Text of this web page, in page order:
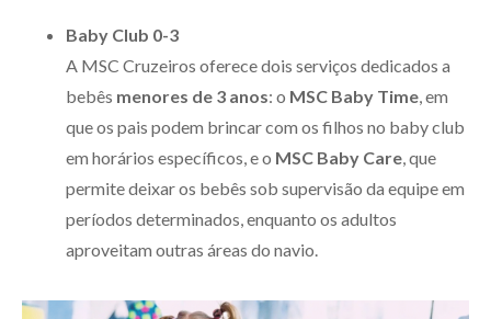
Baby Club 0-3
A MSC Cruzeiros oferece dois serviços dedicados a
bebês menores de 3 anos: o MSC Baby Time, em
que os pais podem brincar com os filhos no baby club
em horários específicos, e o MSC Baby Care, que
permite deixar os bebês sob supervisão da equipe em
períodos determinados, enquanto os adultos
aproveitam outras áreas do navio.